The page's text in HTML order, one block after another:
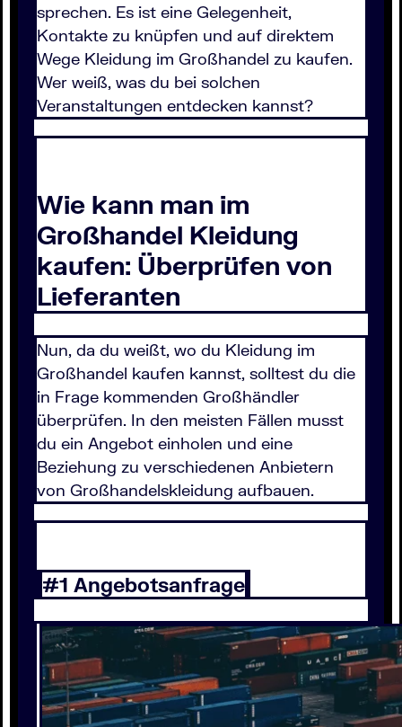
sprechen. Es ist eine Gelegenheit,
Kontakte zu knüpfen und auf direktem
Wege Kleidung im Großhandel zu kaufen.
Wer weiß, was du bei solchen
Veranstaltungen entdecken kannst?
Wie kann man im
Großhandel Kleidung
kaufen: Überprüfen von
Lieferanten
Nun, da du weißt, wo du Kleidung im
Großhandel kaufen kannst, solltest du die
in Frage kommenden Großhändler
überprüfen. In den meisten Fällen musst
du ein Angebot einholen und eine
Beziehung zu verschiedenen Anbietern
von Großhandelskleidung aufbauen.
#1 Angebotsanfrage